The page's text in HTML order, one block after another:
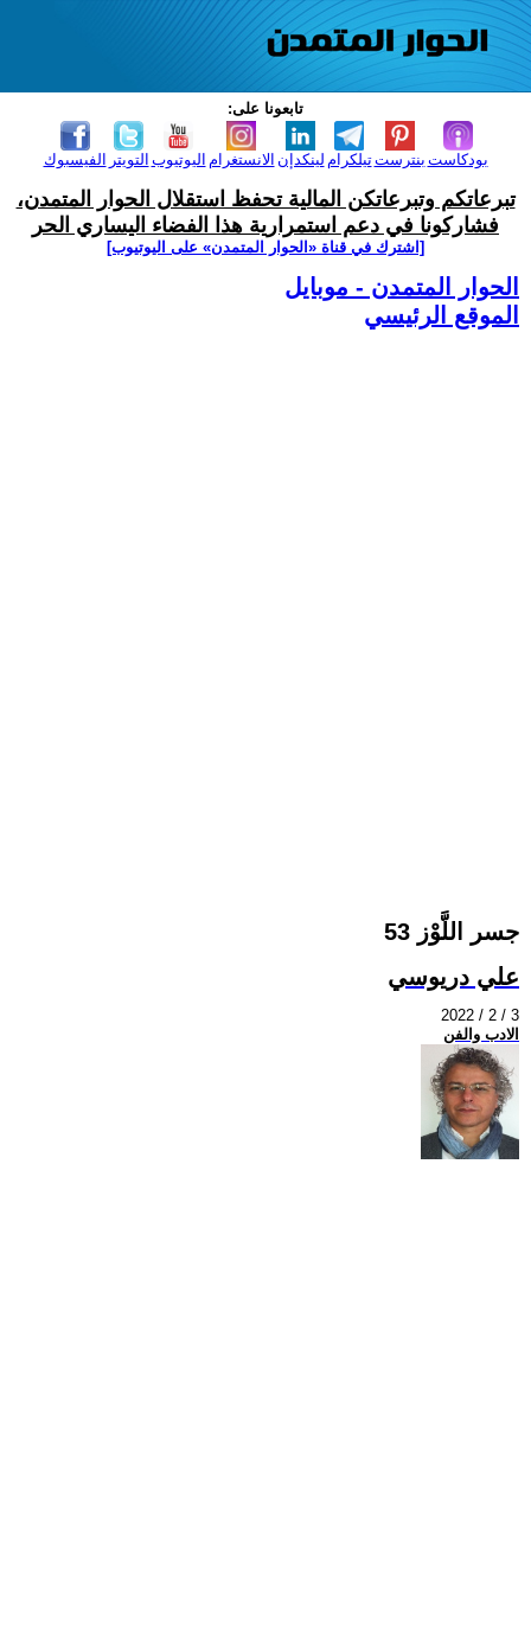
تابعونا على:
الفيسبوك التويتر اليوتيوب الانستغرام لينكدإن تيلكرامبنترست بودكاست
تبرعاتكم وتبرعاتكن المالية تحفظ استقلال الحوار المتمدن،
فشاركونا في دعم استمرارية هذا الفضاء اليساري الحر
[اشترك في قناة ‫«الحوار المتمدن» على اليوتيوب]
الحوار المتمدن - موبايل
الموقع الرئيسي
جسر اللَّوْز 53
علي دريوسي
2022 / 2 / 3
الادب والفن